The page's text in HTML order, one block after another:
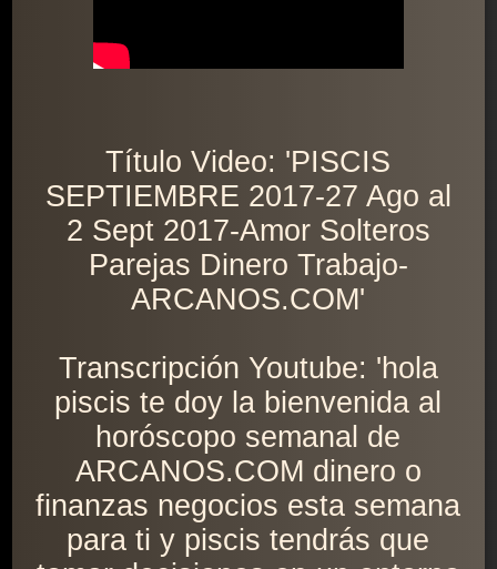
Título Video: 'PISCIS
SEPTIEMBRE 2017-27 Ago al
2 Sept 2017-Amor Solteros
Parejas Dinero Trabajo-
ARCANOS.COM'
Transcripción Youtube: 'hola
piscis te doy la bienvenida al
horóscopo semanal de
ARCANOS.COM dinero o
finanzas negocios esta semana
para ti y piscis tendrás que